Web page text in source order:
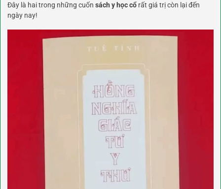
Đây là hai trong những cuốn sách y học cổ rất giá trị còn lại đến
ngày nay!